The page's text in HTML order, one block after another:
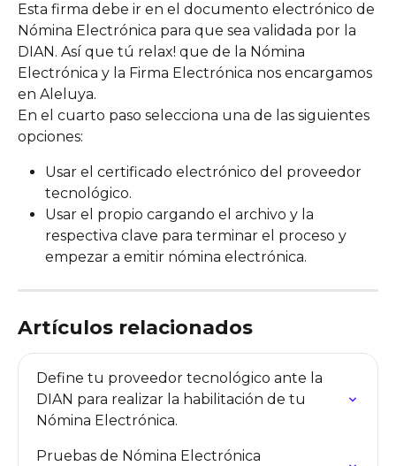
Esta firma debe ir en el documento electrónico de
Nómina Electrónica para que sea validada por la
DIAN. Así que tú relax! que de la Nómina
Electrónica y la Firma Electrónica nos encargamos
en Aleluya.
En el cuarto paso selecciona una de las siguientes
opciones:
Usar el certificado electrónico del proveedor
tecnológico.
Usar el propio cargando el archivo y la
respectiva clave para terminar el proceso y
empezar a emitir nómina electrónica.
Artículos relacionados
Define tu proveedor tecnológico ante la
DIAN para realizar la habilitación de tu
Nómina Electrónica.
Pruebas de Nómina Electrónica